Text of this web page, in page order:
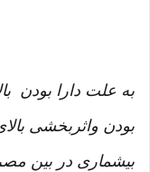
به علت دارا بودن
بودن واثربخشی
بیشماری در بین